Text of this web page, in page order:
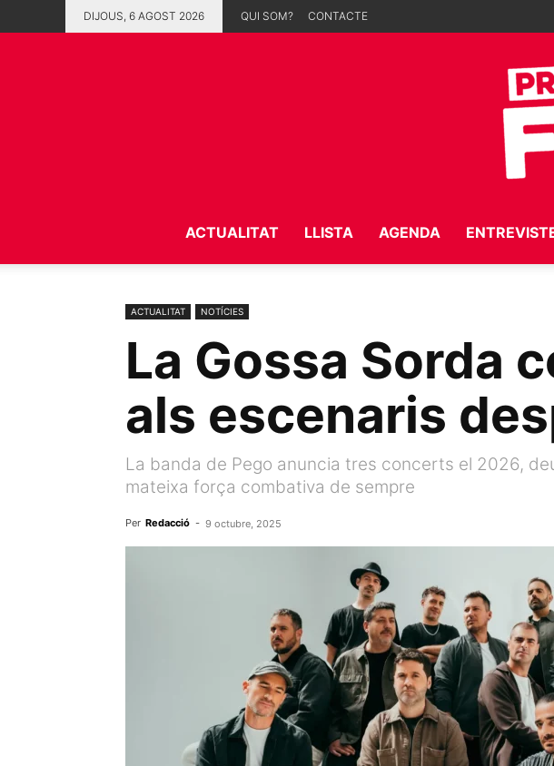
DIJOUS, 6 AGOST 2026 QUI SOM? CONTACTE
ACTUALITAT LLISTA AGENDA
ACTUALITAT NOTÍCIES
La Gossa Sorda
als escenaris
La banda de Pego anuncia tres concerts el 2026,
mateixa força combativa de sempre
Per Redacció - 9 octubre, 2025